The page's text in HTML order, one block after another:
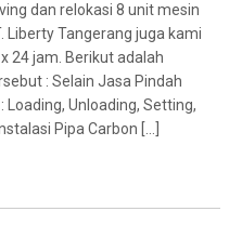
dan relokasi 8 unit mesin
Liberty Tangerang juga kami
24 jam. Berikut adalah
: Selain Jasa Pindah
Loading, Unloading, Setting,
Pipa Carbon […]